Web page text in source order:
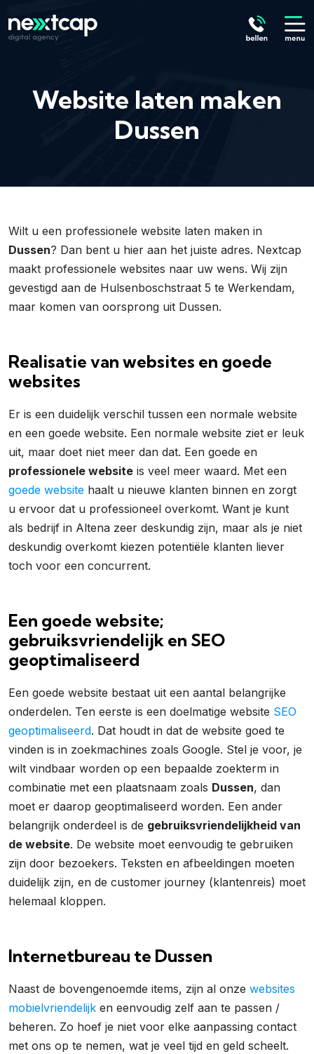
Website laten maken
Dussen
Wilt u een professionele website laten maken in
Dussen? Dan bent u hier aan het juiste adres. Nextcap
maakt professionele websites naar uw wens. Wij zijn
gevestigd aan de Hulsenboschstraat 5 te Werkendam,
maar komen van oorsprong uit Dussen.
Realisatie van websites en goede
websites
Er is een duidelijk verschil tussen een normale website
en een goede website. Een normale website ziet er leuk
uit, maar doet niet meer dan dat. Een goede en
professionele website is veel meer waard. Met een
goede website haalt u nieuwe klanten binnen en zorgt
u ervoor dat u professioneel overkomt. Want je kunt
als bedrijf in Altena zeer deskundig zijn, maar als je niet
deskundig overkomt kiezen potentiële klanten liever
toch voor een concurrent.
Een goede website;
gebruiksvriendelijk en SEO
geoptimaliseerd
Een goede website bestaat uit een aantal belangrijke
onderdelen. Ten eerste is een doelmatige website SEO
geoptimaliseerd. Dat houdt in dat de website goed te
vinden is in zoekmachines zoals Google. Stel je voor, je
wilt vindbaar worden op een bepaalde zoekterm in
combinatie met een plaatsnaam zoals Dussen, dan
moet er daarop geoptimaliseerd worden. Een ander
belangrijk onderdeel is de gebruiksvriendelijkheid van
de website. De website moet eenvoudig te gebruiken
zijn door bezoekers. Teksten en afbeeldingen moeten
duidelijk zijn, en de customer journey (klantenreis) moet
helemaal kloppen.
Internetbureau te Dussen
Naast de bovengenoemde items, zijn al onze websites
mobielvriendelijk en eenvoudig zelf aan te passen /
beheren. Zo hoef je niet voor elke aanpassing contact
met ons op te nemen, wat je veel tijd en geld scheelt.